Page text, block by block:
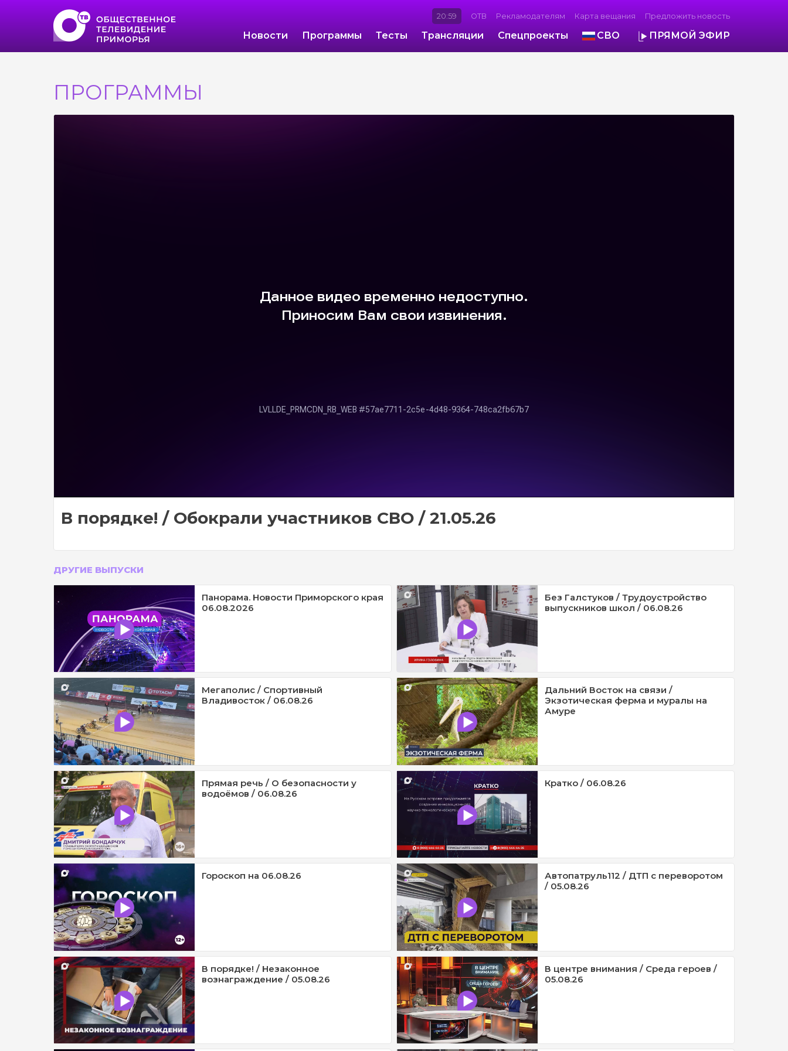
20:59 ОТВ Рекламодателям Карта вещания Предложить новость
Новости Программы Тесты Трансляции Спецпроекты СВО ПРЯМОЙ ЭФИР
ПРОГРАММЫ
В порядке! / Обокрали участников СВО / 21.05.26
ДРУГИЕ ВЫПУСКИ
Панорама. Новости Приморского края
06.08.2026
Без Галстуков / Трудоустройство
выпускников школ / 06.08.26
Мегаполис / Спортивный
Владивосток / 06.08.26
Дальний Восток на связи /
Экзотическая ферма и муралы на
Амуре
Прямая речь / О безопасности у
водоёмов / 06.08.26
Кратко / 06.08.26
Гороскоп на 06.08.26
Автопатруль112 / ДТП с переворотом
/ 05.08.26
В порядке! / Незаконное
вознаграждение / 05.08.26
В центре внимания / Среда героев /
05.08.26